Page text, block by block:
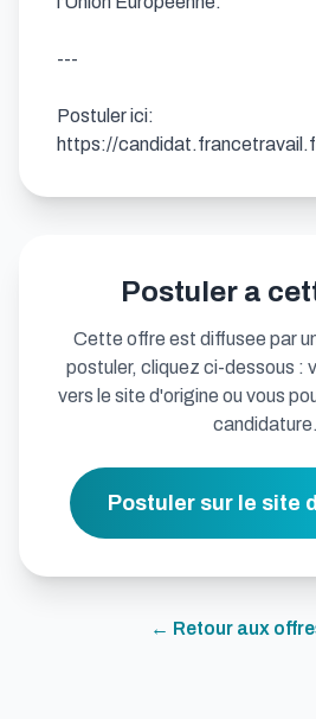
---
Postuler ici:
https://
Postuler a
Cette offre est diffusee par
postuler, cliquez ci-dessous :
vers le site d'origine ou vous
candidature.
Postuler sur le site
← Retour aux